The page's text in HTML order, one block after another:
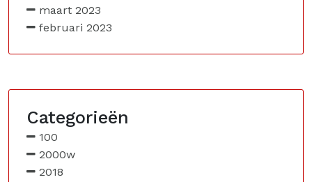
maart 2023
februari 2023
Categorieën
100
2000w
2018